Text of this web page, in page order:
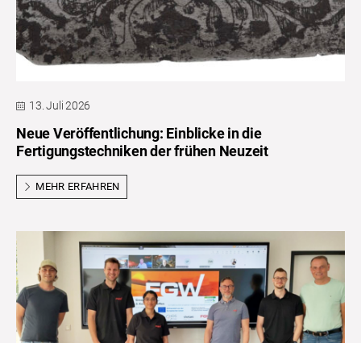
13. Juli 2026
Neue Veröffentlichung: Einblicke in die
Fertigungstechniken der frühen Neuzeit
MEHR ERFAHREN